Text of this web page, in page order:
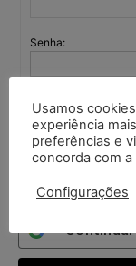
Senha:
Mantenha-me
autenticado
Entrar
Usamos
experiência
preferências e
concorda com a
Configurações